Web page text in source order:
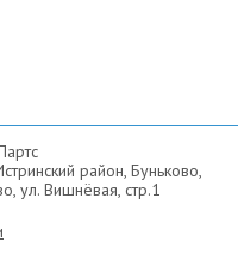
район, Буньково,
ул. Вишнёвая, стр.1